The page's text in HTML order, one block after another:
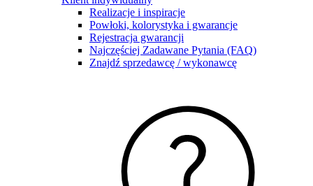
Realizacje i inspiracje
Powłoki, kolorystyka i gwarancje
Rejestracja gwarancji
Najczęściej Zadawane Pytania (FAQ)
Znajdź sprzedawcę / wykonawcę